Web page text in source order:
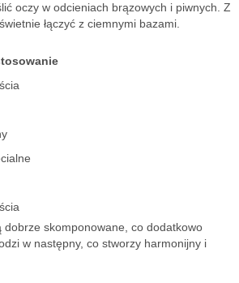
oczy w odcieniach brązowych i piwnych. Z
łączyć z ciemnymi bazami.
dobrze skomponowane, co dodatkowo
w następny, co stworzy harmonijny i